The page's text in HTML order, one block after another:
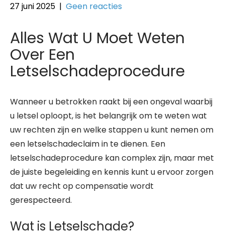
27 juni 2025 | Geen reacties
Alles Wat U Moet Weten
Over Een
Letselschadeprocedure
Wanneer u betrokken raakt bij een ongeval waarbij
u letsel oploopt, is het belangrijk om te weten wat
uw rechten zijn en welke stappen u kunt nemen om
een letselschadeclaim in te dienen. Een
letselschadeprocedure kan complex zijn, maar met
de juiste begeleiding en kennis kunt u ervoor zorgen
dat uw recht op compensatie wordt
gerespecteerd.
Wat is Letselschade?